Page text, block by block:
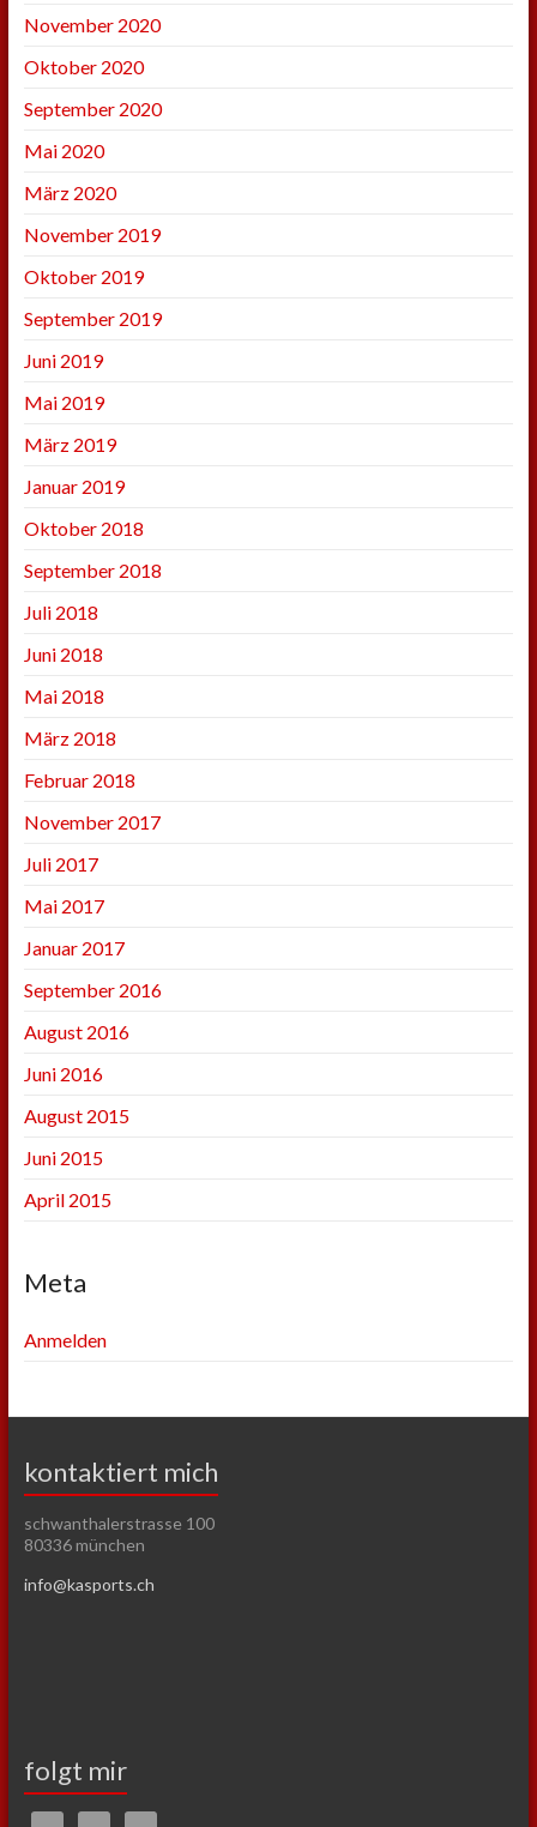
November 2020
Oktober 2020
September 2020
Mai 2020
März 2020
November 2019
Oktober 2019
September 2019
Juni 2019
Mai 2019
März 2019
Januar 2019
Oktober 2018
September 2018
Juli 2018
Juni 2018
Mai 2018
März 2018
Februar 2018
November 2017
Juli 2017
Mai 2017
Januar 2017
September 2016
August 2016
Juni 2016
August 2015
Juni 2015
April 2015
Meta
Anmelden
kontaktiert mich
schwanthalerstrasse 100
80336 münchen
info@kasports.ch
folgt mir